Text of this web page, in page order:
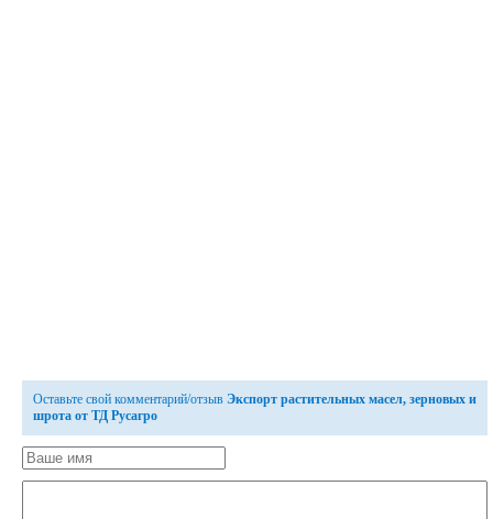
Оставьте свой комментарий/отзыв Экспорт растительных масел, зерновых и
шрота от ТД Русагро